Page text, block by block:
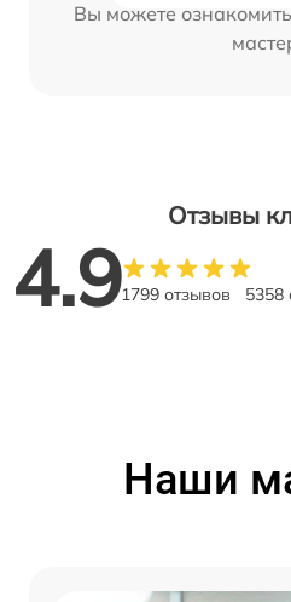
Вы можете
Отзывы
4.91799 отзывов 5358
Наши